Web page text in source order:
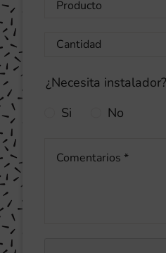
¿Necesita instalador?
Si
No